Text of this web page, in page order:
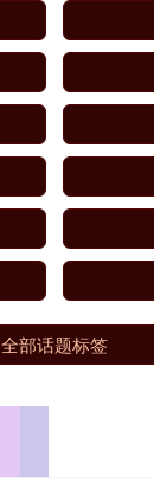
全部话题标签